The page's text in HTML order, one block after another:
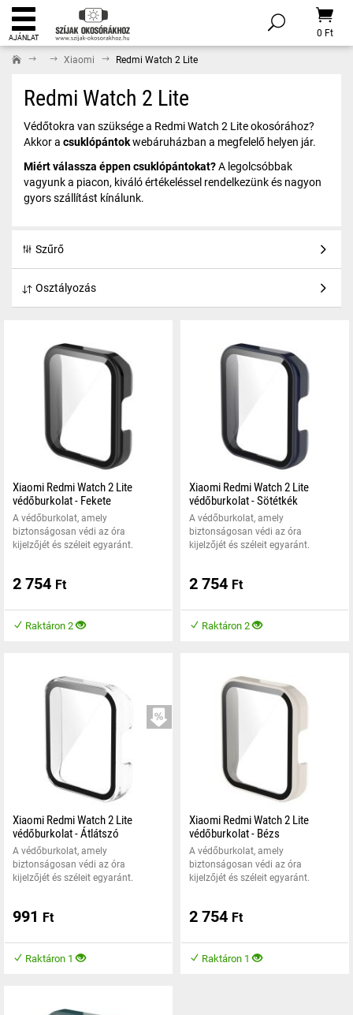
0 Ft
AJÁNLAT
Xiaomi Redmi Watch 2 Lite
Redmi Watch 2 Lite
Védőtokra van szüksége a Redmi Watch 2 Lite okosórához?
Akkor a csuklópántokwebáruházban a megfelelő helyen jár.
Miért válassza éppencsuklópántokat?A legolcsóbbak
vagyunk a piacon, kiváló értékeléssel rendelkezünk és nagyon
gyors szállítást kínálunk.
Szűrő
Osztályozás
Xiaomi Redmi Watch 2 Lite
védőburkolat - Fekete
A védőburkolat, amely
biztonságosan védi az óra
kijelzőjét és széleit egyaránt.
2 754 Ft
Raktáron 2
Xiaomi Redmi Watch 2 Lite
védőburkolat - Sötétkék
A védőburkolat, amely
biztonságosan védi az óra
kijelzőjét és széleit egyaránt.
2 754 Ft
Raktáron 2
Xiaomi Redmi Watch 2 Lite
védőburkolat - Átlátszó
A védőburkolat, amely
biztonságosan védi az óra
kijelzőjét és széleit egyaránt.
991 Ft
Raktáron 1
Xiaomi Redmi Watch 2 Lite
védőburkolat - Bézs
A védőburkolat, amely
biztonságosan védi az óra
kijelzőjét és széleit egyaránt.
2 754 Ft
Raktáron 1